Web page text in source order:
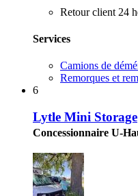
Retour client 24
Services
Camions de
Remorques et
6
Lytle Mini Storage
Concessionnaire U-